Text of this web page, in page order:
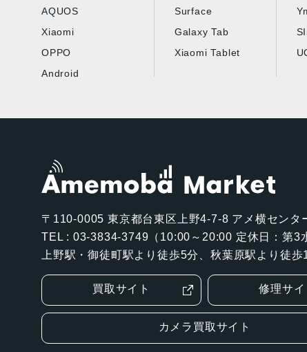
AQUOS
Xiaomi
OPPO
Android
Surface
Galaxy Tab
Xiaomi Tablet
〒110-0005 東京都台東区上野4-7-8 アメ横センタ
TEL : 03-3834-3749（10:00～20:00 定休日：第3
上野駅・御徒町駅より徒歩5分、秋葉原駅より徒歩
買取サイト 修理サイ
カメラ買取サイト